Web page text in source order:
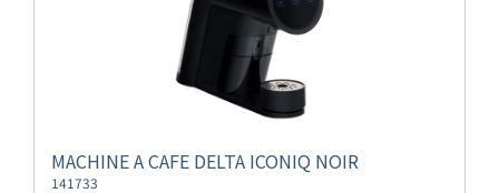
MACHINE A CAFE DELTA ICONIQ NOIR
141733